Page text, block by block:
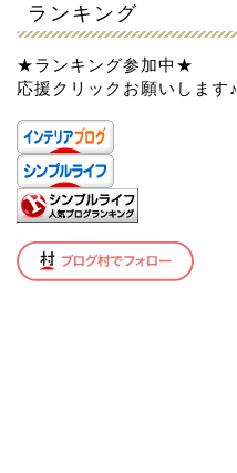
ランキング
★ランキング参加中★
応援クリックお願いします♪